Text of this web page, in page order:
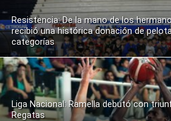
Resistencia: De la mano de los
recibió una histórica donación de
categorías
Liga Nacional: Ramella debutó con
Regatas